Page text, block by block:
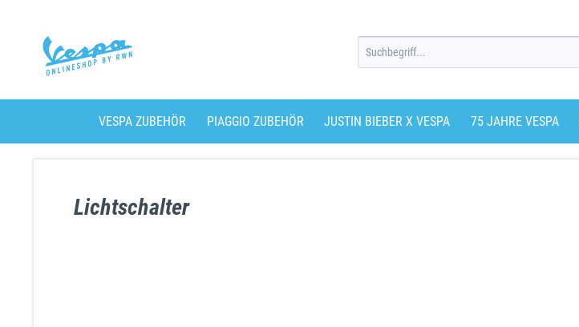
VESPA ZUBEHÖR PIAGGIO ZUBEHÖR JUSTIN BIEBER X VESPA 75 JAHRE VESPA
Lichtschalter